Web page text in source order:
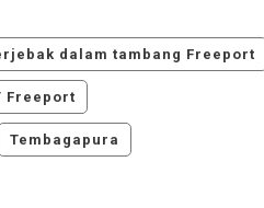
dalam tambang Freeport
Freeport
Tembagapura